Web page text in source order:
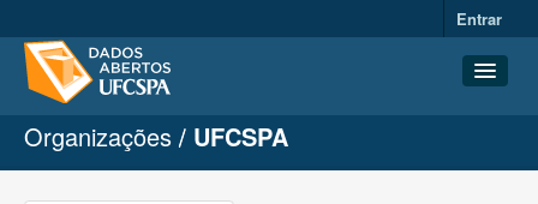
Entrar
Conjuntos de dados
Organizações
Organizações UFCSPA